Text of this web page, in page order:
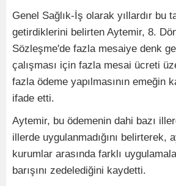
Genel Sağlık-İş olarak yıllardır bu
getirdiklerini belirten Aytemir, 8.
Sözleşme'de fazla mesaiye denk
çalışması için fazla mesai ücreti
fazla ödeme yapılmasının emeğin
ifade etti.
Aytemir, bu ödemenin dahi bazı
illerde uygulanmadığını belirterek,
kurumlar arasında farklı
barışını zedelediğini kaydetti.